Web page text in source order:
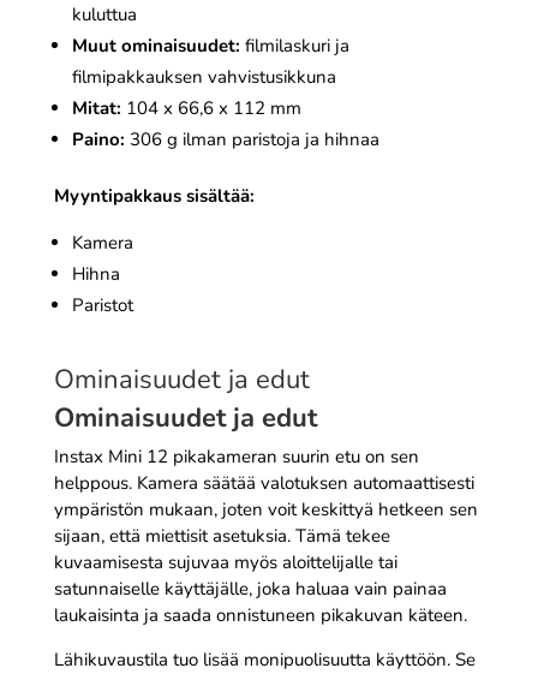
kuluttua
Muut ominaisuudet: filmilaskuri ja
filmipakkauksen vahvistusikkuna
Mitat: 104 x 66,6 x 112 mm
Paino: 306 g ilman paristoja ja hihnaa
Myyntipakkaus sisältää:
Kamera
Hihna
Paristot
Ominaisuudet ja edut
Ominaisuudet ja edut
Instax Mini 12 pikakameran suurin etu on sen
helppous. Kamera säätää valotuksen automaattisesti
ympäristön mukaan, joten voit keskittyä hetkeen sen
sijaan, että miettisit asetuksia. Tämä tekee
kuvaamisesta sujuvaa myös aloittelijalle tai
satunnaiselle käyttäjälle, joka haluaa vain painaa
laukaisinta ja saada onnistuneen pikakuvan käteen.
Lähikuvaustila tuo lisää monipuolisuutta käyttöön. Se